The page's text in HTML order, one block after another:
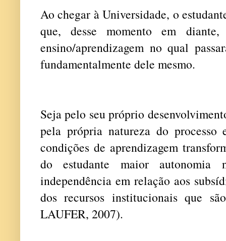
Ao chegar à Universidade, o
que, desse momento em
ensino/aprendizagem no qual
fundamentalmente dele mesmo.
Seja pelo seu próprio
pela própria natureza do processo
condições de aprendizagem
do estudante maior autonomia
independência em relação aos
dos recursos institucionais que
LAUFER, 2007).